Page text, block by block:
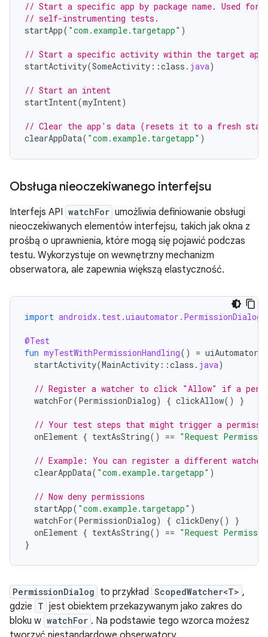
// Start a specific app by package name. Used for
// self-instrumenting tests.
startApp( "com.example.targetapp" )
// Start a specific activity within the target app
startActivity(SomeActivity ::class . java)
// Start an intent
startIntent(myIntent)
// Clear the app's data (resets it to a fresh
clearAppData( "com.example.targetapp" )
Obsługa nieoczekiwanego interfejsu
Interfejs API watchFor umożliwia definiowanie obsługi
nieoczekiwanych elementów interfejsu, takich jak okna z
prośbą o uprawnienia, które mogą się pojawić podczas
testu. Wykorzystuje on wewnętrzny mechanizm
obserwatora, ale zapewnia większą elastyczność.
import androidx.test.uiautomator.PermissionDialog
@Test
fun myTestWithPermissionHandling() = uiAutomator
startActivity(MainActivity ::class . java)
// Register a watcher to click "Allow" if a
watchFor(PermissionDialog) { clickAllow() }
// Your test steps that might trigger a
onElement { textAsString() == "Request
// Example: You can register a different
clearAppData( "com.example.targetapp" )
// Now deny permissions
startApp( "com.example.targetapp" )
watchFor(PermissionDialog) { clickDeny()
}
onElement { textAsString() == "Request
}
PermissionDialog to przykład ScopedWatcher<T> ,
gdzie T jest obiektem przekazywanym jako zakres do
bloku w watchFor . Na podstawie tego wzorca możesz